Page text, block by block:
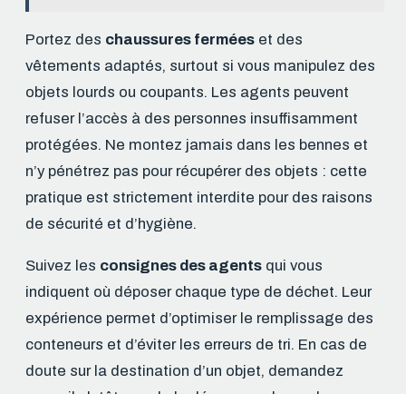
Portez des chaussures fermées et des
vêtements adaptés, surtout si vous manipulez des
objets lourds ou coupants. Les agents peuvent
refuser l’accès à des personnes insuffisamment
protégées. Ne montez jamais dans les bennes et
n’y pénétrez pas pour récupérer des objets : cette
pratique est strictement interdite pour des raisons
de sécurité et d’hygiène.
Suivez les consignes des agents qui vous
indiquent où déposer chaque type de déchet. Leur
expérience permet d’optimiser le remplissage des
conteneurs et d’éviter les erreurs de tri. En cas de
doute sur la destination d’un objet, demandez